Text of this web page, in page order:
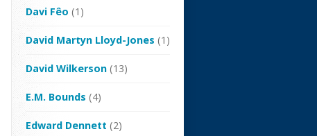
Davi Fêo (1)
David Martyn Lloyd-Jones (1)
David Wilkerson (13)
E.M. Bounds (4)
Edward Dennett (2)